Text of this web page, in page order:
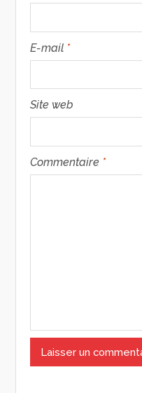
E-mail *
Site web
Commentaire *